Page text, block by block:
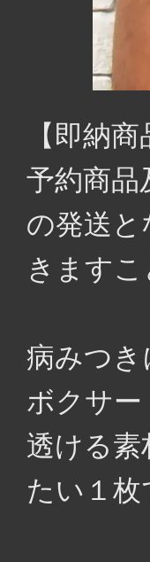
【即納商
予約商品
の発送
きます
病みつ
ボクサー
透ける
たい１枚